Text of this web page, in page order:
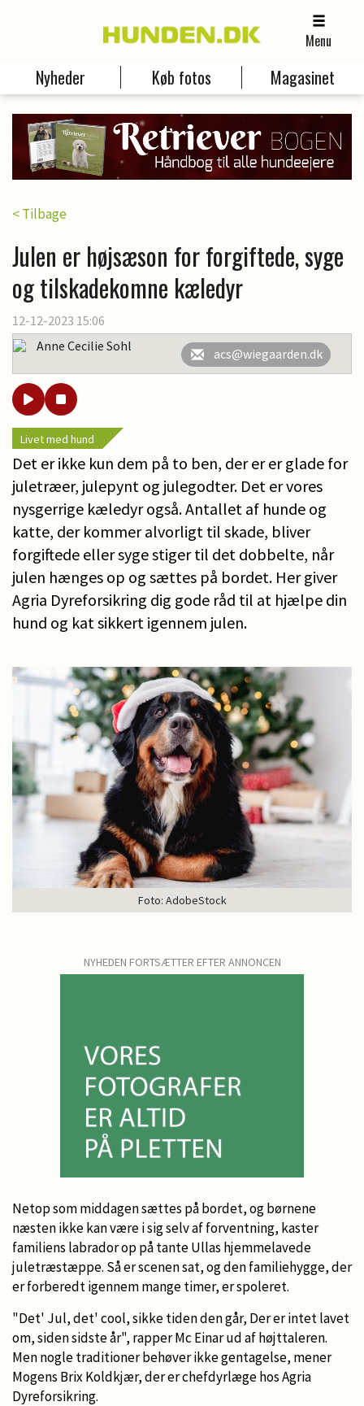
Menu
Nyheder Køb fotos Magasinet
< Tilbage
Julen er højsæson for forgiftede, syge
og tilskadekomne kæledyr
12-12-2023 15:06
Anne Cecilie Sohl
acs@wiegaarden.dk
Livet med hund
Det er ikke kun dem på to ben, der er er glade for
juletræer, julepynt og julegodter. Det er vores
nysgerrige kæledyr også. Antallet af hunde og
katte, der kommer alvorligt til skade, bliver
forgiftede eller syge stiger til det dobbelte, når
julen hænges op og sættes på bordet. Her giver
Agria Dyreforsikring dig gode råd til at hjælpe din
hund og kat sikkert igennem julen.
Foto: AdobeStock
NYHEDEN FORTSÆTTER EFTER ANNONCEN
Netop som middagen sættes på bordet, og børnene
næsten ikke kan være i sig selv af forventning, kaster
familiens labrador op på tante Ullas hjemmelavede
juletræstæppe. Så er scenen sat, og den familiehygge, der
er forberedt igennem mange timer, er spoleret.
"Det' Jul, det' cool, sikke tiden den går, Der er intet lavet
om, siden sidste år", rapper Mc Einar ud af højttaleren.
Men nogle traditioner behøver ikke gentagelse, mener
Mogens Brix Koldkjær, der er chefdyrlæge hos Agria
Dyreforsikring.